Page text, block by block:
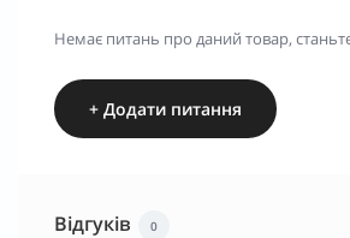
Немає питань про даний товар,
+ Додати питання
Відгуків 0